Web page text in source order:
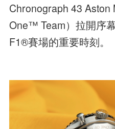
Chronograph 43
One™ Team）拉開序
F1®賽場的重要時刻。